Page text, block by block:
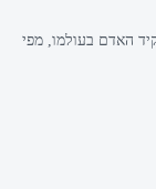
האדם בעולמו, מפי